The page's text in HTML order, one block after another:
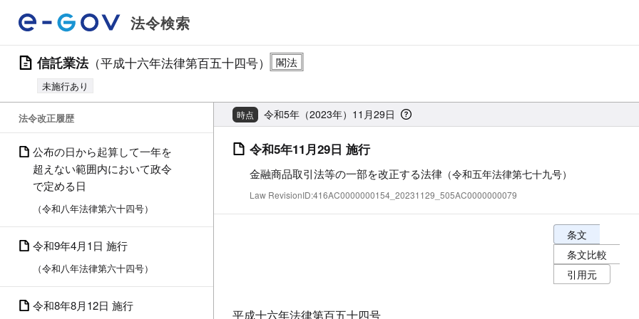
法令検索
信託業法（平成十六年法律第百五十四号）
未施行あり
法令改正履歴
公布の日から起算して一年を
超えない範囲内において政令
で定める日
（令和八年法律第六十四号）
令和9年4月1日 施行
（令和八年法律第六十四号）
令和8年8月12日 施行
時点 令和5年（2023年）11月29日
令和5年11月29日 施行
金融商品取引法等の一部を改正する法律 （令和五年法律第七十九号）
Law RevisionID:416AC0000000154_20231129_505AC0000000079
条文表示オプシ
条文
条文比較
引用元
平成十六年法律第百五十四号